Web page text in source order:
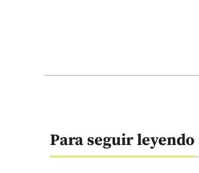
Para seguir leyendo